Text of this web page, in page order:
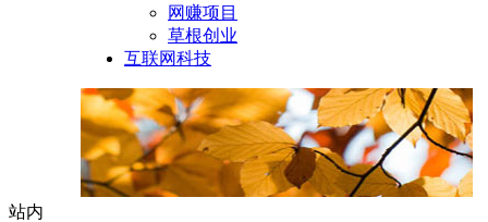
网赚项目
草根创业
互联网科技
站内